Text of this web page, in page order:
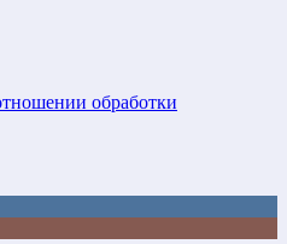
обработки